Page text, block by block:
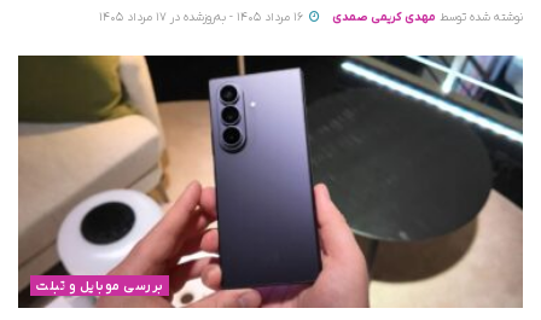
نوشته شده توسط مهدی کریمی صمدی
بررسی موبایل و تبلت